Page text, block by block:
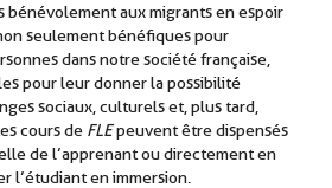
bénévolement aux migrants en espoir
seulement bénéfiques pour
dans notre société française,
pour leur donner la possibilité
sociaux, culturels et, plus tard,
cours de FLEpeuvent être dispensés
de l’apprenant ou directement en
l’étudiant en immersion.